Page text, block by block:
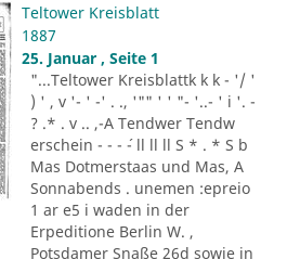
Teltower Kreisblatt
1887
25. Januar , Seite 1
"...Teltower Kreisblattk k k - '/ '
) ' , v '- ' -' . ., '"" ' ' "- '..- ' i '. -
? .* . v .. ,-A Tendwer Tendw
erschein - - - ´- ll ll ll S * . * S b
Mas Dotmerstaas und Mas, A
Sonnabends . unemen :epreio
1 ar e5 i waden in der
Erpeditione Berlin W. ,
Potsdamer Snaße 26d sowie in